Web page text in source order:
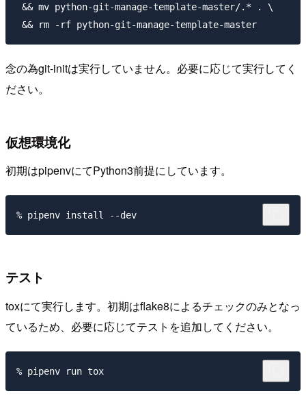
&& mv python-git-manage-template-master/.* . \
念の為git-initは実行していません。必要に応じて実行してく
ださい。
仮想環境化
初期はpipenvにてPython3前提にしています。
テスト
toxにて実行します。初期はflake8によるチェックのみとなっ
ているため、必要に応じてテストを追加してください。